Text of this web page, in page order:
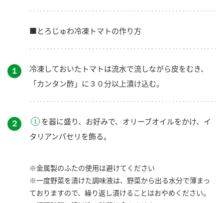
■とろじゅわ冷凍トマトの作り方
１
冷凍しておいたトマトは流水で流しながら皮をむき、
「カンタン酢」に３０分以上漬け込む。
２
を器に盛り、お好みで、オリーブオイルをかけ、イ
タリアンパセリを飾る。
※金属製のふたの使用は避けてください
※一度野菜を漬けた調味液は、野菜から出る水分で薄まっ
ておりますので、繰り返し漬けることはおやめください。